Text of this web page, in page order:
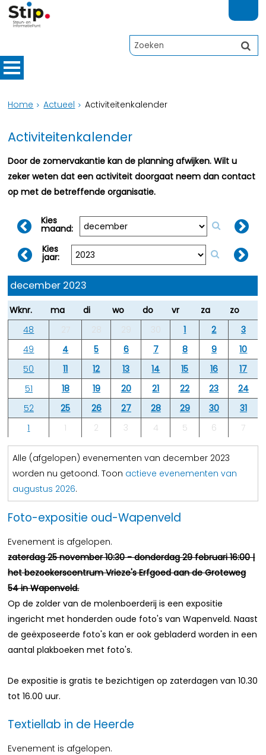
Home Actueel Activiteitenkalender
Activiteitenkalender
Door de zomervakantie kan de planning afwijken. Wilt u
zeker weten dat een activiteit doorgaat neem dan contact
op met de betreffende organisatie.
Kies
maand:
Kies
jaar:
december 2023
Wknr. ma di wo do vr za
zo
48
27 28 29 30 1 2
3
49
4 5 6 7 8 9
10
50
11 12 13 14 15 16
17
51
18 19 20 21 22 23
24
52
25 26 27 28 29 30
31
1
1 2 3 4 5 6 7
Alle (afgelopen) evenementen van december 2023
worden nu getoond. Toon actieve evenementen van
augustus 2026.
Foto-expositie oud-Wapenveld
Evenement is afgelopen.
zaterdag 25 november 10:30 - donderdag 29 februari 16:00 |
het bezoekerscentrum Vrieze's Erfgoed aan de Groteweg
54 in Wapenveld.
Op de zolder van de molenboerderij is een expositie
ingericht met honderden oude foto's van Wapenveld. Naast
de geëxposeerde foto's kan er ook gebladerd worden in een
aantal plakboeken met foto's.
De expositie is gratis te bezichtigen op zaterdagen van 10.30
tot 16.00 uur.
Textiellab in de Heerde
Evenement is afgelopen.